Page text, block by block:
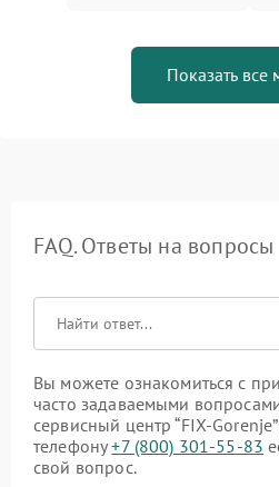
Показать все
FAQ. Ответы на вопросы
Вы можете ознакомиться с
часто задаваемыми
сервисный центр “FIX-
телефону+7 (800) 301-55-83
свой вопрос.